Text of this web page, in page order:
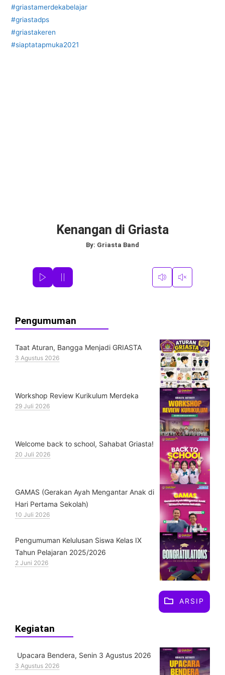
b
o
o
A
p
#griastamerdekabelajar
#griastadps
#griastakeren
#siaptatapmuka2021
Kenangan di Griasta
By: Griasta Band
Pengumuman
Taat Aturan, Bangga Menjadi GRIASTA
3 Agustus 2026
Workshop Review Kurikulum Merdeka
29 Juli 2026
Welcome back to school, Sahabat Griasta!
20 Juli 2026
GAMAS (Gerakan Ayah Mengantar Anak di
Hari Pertama Sekolah)
10 Juli 2026
Pengumuman Kelulusan Siswa Kelas IX
Tahun Pelajaran 2025/2026
2 Juni 2026
ARSIP
Kegiatan
Upacara Bendera, Senin 3 Agustus 2026
3 Agustus 2026